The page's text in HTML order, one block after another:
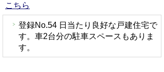
こちら
登録No.54 日当たり良好な戸建住宅で
す。車2台分の駐車スペースもありま
す。